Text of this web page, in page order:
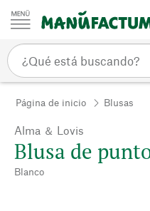
Ir al contenido
Página de inicio Blusas
Alma ＆ Lovis
Blusa de
Blanco